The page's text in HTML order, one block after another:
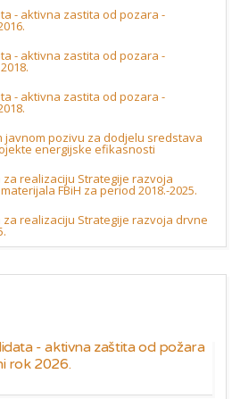
- aktivna zastita od pozara -
- aktivna zastita od pozara -
- aktivna zastita od pozara -
javnom pozivu za dodjelu sredstava
energijske efikasnosti
realizaciju Strategije razvoja
FBiH za period 2018.-2025.
realizaciju Strategije razvoja drvne
- aktivna zaštita od požara
rok 2026.